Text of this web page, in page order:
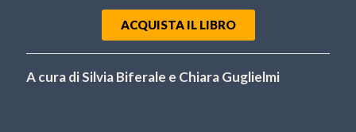
ACQUISTA IL LIBRO
A cura di Silvia Biferale e Chiara Guglielmi